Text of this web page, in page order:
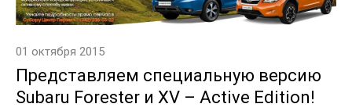
01 октября 2015
Представляем специальную версию
Subaru Forester и XV – Active Edition!